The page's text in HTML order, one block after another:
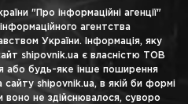
"Про інформаційні агенції"
агентства
України. Інформація, яку
shipovnik.ua є власністю ТОВ
або будь-яке інше поширення
сайту shipovnik.ua, в якій би формі
воно не здійснювалося, суворо